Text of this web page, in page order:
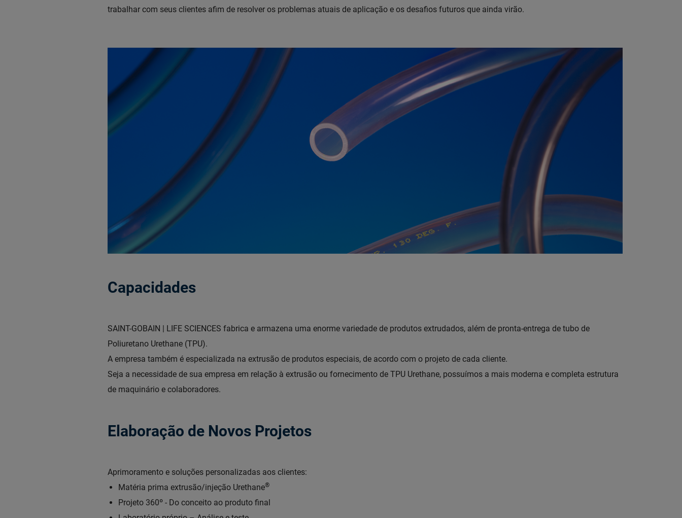
trabalhar com seus clientes afim de resolver os problemas atuais de aplicação e os desafios futuros que ainda virão.
Capacidades
SAINT-GOBAIN | LIFE SCIENCES fabrica e armazena uma enorme variedade de produtos extrudados, além de pronta-entrega de tubo de
Poliuretano Urethane (TPU).
A empresa também é especializada na extrusão de produtos especiais, de acordo com o projeto de cada cliente.
Seja a necessidade de sua empresa em relação à extrusão ou fornecimento de TPU Urethane, possuímos a mais moderna e completa estrutura
de maquinário e colaboradores.
Elaboração de Novos Projetos
Aprimoramento e soluções personalizadas aos clientes:
Matéria prima extrusão/injeção Urethane®
Projeto 360º - Do conceito ao produto final